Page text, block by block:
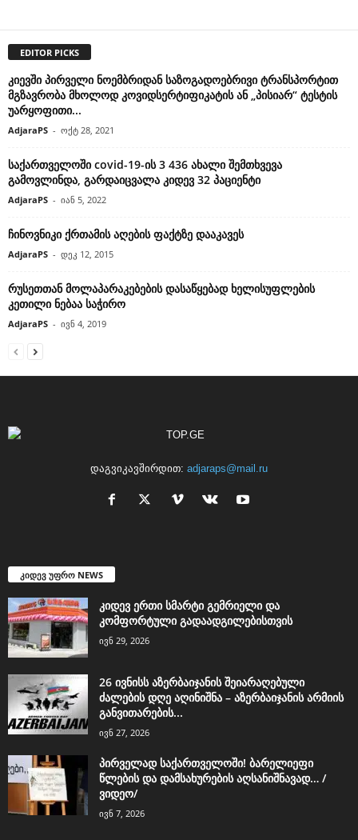
EDITOR PICKS
კიევში პირველი ნოემბრიდან საზოგადოებრივი ტრანსპორტით
მგზავრობა მხოლოდ კოვიდსერტიფიკატის ან „პისიარ“ ტესტის
უარყოფითი...
AdjaraPS - ოქტ 28, 2021
საქართველოში covid-19-ის 3 436 ახალი შემთხვევა
გამოვლინდა, გარდაიცვალა კიდევ 32 პაციენტი
AdjaraPS - იან 5, 2022
ჩინოვნიკი ქრთამის აღების ფაქტზე დააკავეს
AdjaraPS - დეკ 12, 2015
რუსეთთან მოლაპარაკებების დასაწყებად ხელისუფლების
კეთილი ნებაა საჭირო
AdjaraPS - ივნ 4, 2019
დაგვიკავშირდით: adjaraps@mail.ru
კიდევ უფრო NEWS
კიდევ ერთი სმარტი გემრიელი და
კომფორტული გადაადგილებისთვის
ივნ 29, 2026
26 ივნისს აზერბაიჯანის შეიარაღებული
ძალების დღე აღინიშნა – აზერბაიჯანის არმიის
განვითარების...
ივნ 27, 2026
პირველად საქართველოში! ბარელიეფი
წლების და დამსახურების აღსანიშნავად… /
ვიდეო/
ივნ 7, 2026